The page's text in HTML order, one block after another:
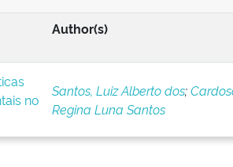
Author(s)
no
Santos, Luiz Alberto dos;
Regina Luna Santos